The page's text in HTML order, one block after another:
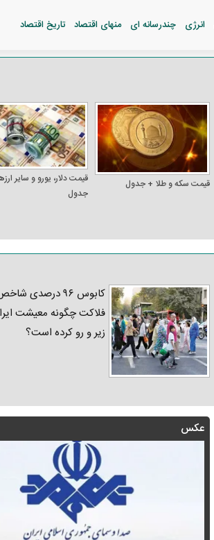
انرژی چندرسانه ای منهای اقتصاد تاریخ اقتصاد
قیمت سکه و طلا + جدول
قیمت دلار، یورو و سایر
جدول
کابوس ۹۶ درصدی
فلاکت چگونه معیشت
زیر و رو کرده است؟
عکس